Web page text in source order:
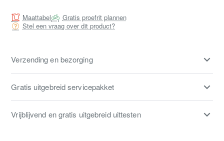
Maattabel
Gratis proefrit plannen
Stel een vraag over dit product?
Verzending en bezorging
Gratis uitgebreid servicepakket
Vrijblijvend en gratis uitgebreid uittesten